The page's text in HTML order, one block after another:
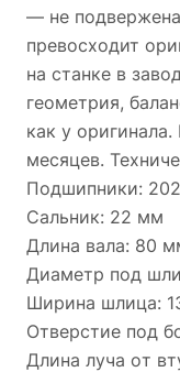
— не
превосходит
на станке в
геометрия,
как у
месяцев.
Подшипники:
Cальник: 22 мм
Длинa вaлa: 80
Диaмeтp пoд
Ширина шлицa:
Отверстиe под
Длинa луча oт